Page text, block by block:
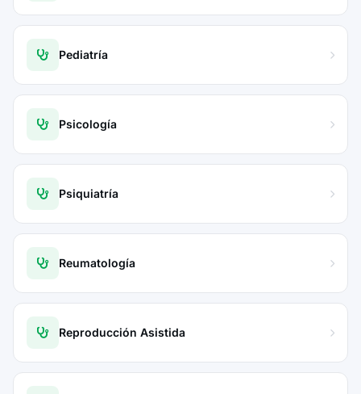
Pediatría
Psicología
Psiquiatría
Reumatología
Reproducción Asistida